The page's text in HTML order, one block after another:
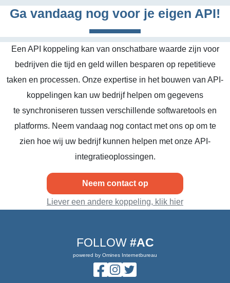
Ga vandaag nog voor je eigen API!
Een API koppeling kan van onschatbare waarde zijn voor
bedrijven die tijd en geld willen besparen op repetitieve
taken en processen. Onze expertise in het bouwen van API-
koppelingen kan uw bedrijf helpen om gegevens
te synchroniseren tussen verschillende softwaretools en
platforms. Neem vandaag nog contact met ons op om te
zien hoe wij uw bedrijf kunnen helpen met onze API-
integratieoplossingen.
Neem contact op
Liever een andere koppeling, klik hier
FOLLOW #AC
powered by Omines Internetbureau